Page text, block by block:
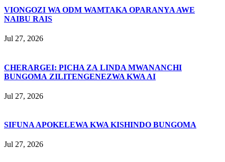
VIONGOZI WA ODM WAMTAKA OPARANYA AWE
NAIBU RAIS
Jul 27, 2026
CHERARGEI: PICHA ZA LINDA MWANANCHI
BUNGOMA ZILITENGENEZWA KWA AI
Jul 27, 2026
SIFUNA APOKELEWA KWA KISHINDO BUNGOMA
Jul 27, 2026